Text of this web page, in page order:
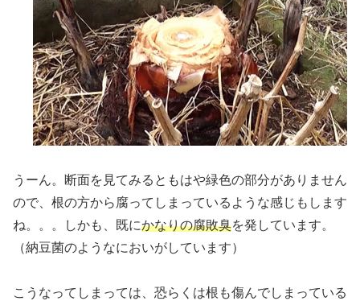
うーん。断面を見てみるともはや緑色の部分がありません
ので、根の方から腐ってしまっているような感じもします
ね。。。しかも、既にかなりの腐敗臭を発しています。
（納豆菌のようなにおいがしています）
こうなってしまっては、恐らくは根も傷んでしまっている